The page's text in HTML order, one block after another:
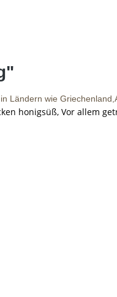
Ländern wie
honigsüß, Vor allem